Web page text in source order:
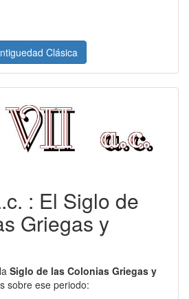
Clásica
: El Siglo de
Griegas y
Siglo de las Colonias Griegas y
sobre ese periodo: